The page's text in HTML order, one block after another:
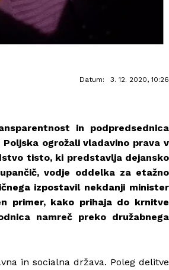
Datum: 3. 12. 2020, 10:26
in podpredsednica
ogrožali vladavino prava v
tisto, ki predstavlja dejansko
vodje oddelka za etažno
izpostavil nekdanji minister
primer, kako prihaja do krnitve
namreč preko družabnega
in socialna država. Poleg delitve